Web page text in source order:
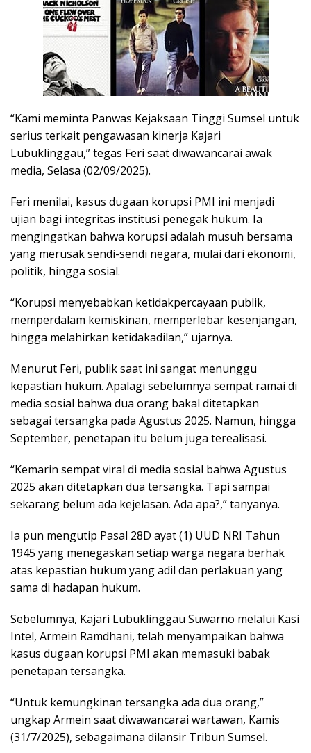
“Kami meminta Panwas Kejaksaan Tinggi Sumsel untuk
serius terkait pengawasan kinerja Kajari
Lubuklinggau,” tegas Feri saat diwawancarai awak
media, Selasa (02/09/2025).
Feri menilai, kasus dugaan korupsi PMI ini menjadi
ujian bagi integritas institusi penegak hukum. Ia
mengingatkan bahwa korupsi adalah musuh bersama
yang merusak sendi-sendi negara, mulai dari ekonomi,
politik, hingga sosial.
“Korupsi menyebabkan ketidakpercayaan publik,
memperdalam kemiskinan, memperlebar kesenjangan,
hingga melahirkan ketidakadilan,” ujarnya.
Menurut Feri, publik saat ini sangat menunggu
kepastian hukum. Apalagi sebelumnya sempat ramai di
media sosial bahwa dua orang bakal ditetapkan
sebagai tersangka pada Agustus 2025. Namun, hingga
September, penetapan itu belum juga terealisasi.
“Kemarin sempat viral di media sosial bahwa Agustus
2025 akan ditetapkan dua tersangka. Tapi sampai
sekarang belum ada kejelasan. Ada apa?,” tanyanya.
Ia pun mengutip Pasal 28D ayat (1) UUD NRI Tahun
1945 yang menegaskan setiap warga negara berhak
atas kepastian hukum yang adil dan perlakuan yang
sama di hadapan hukum.
Sebelumnya, Kajari Lubuklinggau Suwarno melalui Kasi
Intel, Armein Ramdhani, telah menyampaikan bahwa
kasus dugaan korupsi PMI akan memasuki babak
penetapan tersangka.
“Untuk kemungkinan tersangka ada dua orang,”
ungkap Armein saat diwawancarai wartawan, Kamis
(31/7/2025), sebagaimana dilansir Tribun Sumsel.